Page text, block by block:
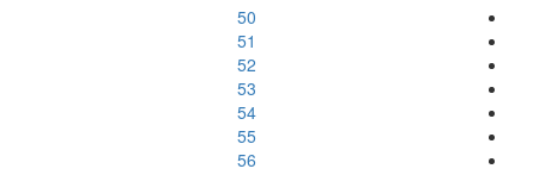
50
51
52
53
54
55
56